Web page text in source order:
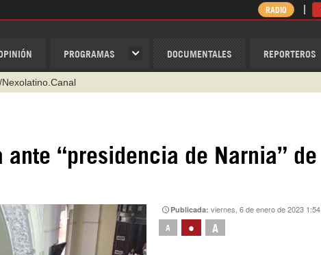
PROGRAMAS DOCUMENTALES REPORTEROS
RADIO
“presidencia de Narnia” de
Publicada:viernes, 6 de enero de 2023 1:54
A • A